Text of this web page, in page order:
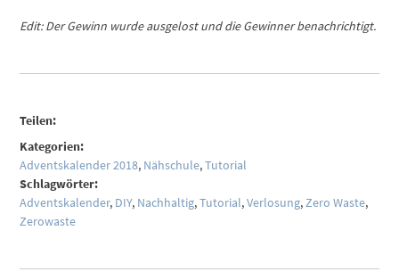
Edit: Der Gewinn wurde ausgelost und die Gewinner benachrichtigt.
Teilen:
Kategorien:
Adventskalender 2018, Nähschule,Tutorial
Schlagwörter:
Adventskalender, DIY, Nachhaltig,Tutorial,Verlosung,Zero Waste,
Zerowaste